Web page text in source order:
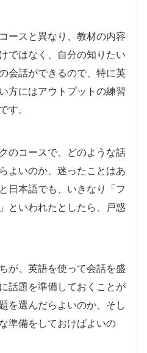
ースと異なり、教材の内容
ではなく、自分の知りたい
会話ができるので、特に英
方にはアウトプットの練習
す。
のコースで、どのような話
よいのか、迷ったことはあ
日本語でも、いきなり「フ
といわれたとしたら、戸惑
が、英語を使って会話を盛
話題を準備しておくことが
を選んだらよいのか、そし
準備をしておけばよいの